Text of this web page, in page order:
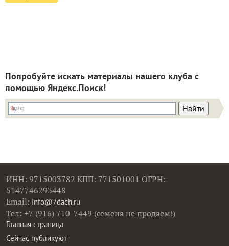
Попробуйте искать материалы нашего клуба с
помощью Яндекс.Поиск!
ИНН: 9715003782 КПП: 771501001 ОГРН:
5147746293448
Email: info@7dach.ru
Тел: +7 (916) 710-7449 (семена не продаем!)
Главная страница
Сейчас публикуют